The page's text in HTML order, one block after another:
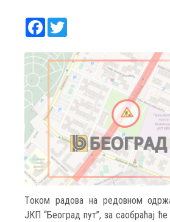
Facebook
Тoком радова на редовном
ЈКП “Београд пут”, за саобраћај